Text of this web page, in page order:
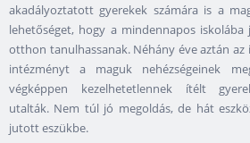
akadályoztatott gyerekek számára is a
lehetőséget, hogy a mindennapos
otthon tanulhassanak. Néhány éve aztán az
intézményt a maguk nehézségeinek
végképpen kezelhetetlennek ítélt
utalták. Nem túl jó megoldás, de hát
jutott eszükbe.